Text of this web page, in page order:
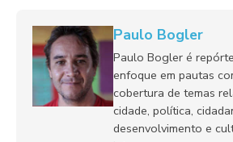
Paulo Bogler
Paulo Bogler é
enfoque em pautas
cobertura de temas
cidade, política,
desenvolvimento e